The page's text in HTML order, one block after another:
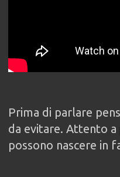
Prima di parlare
da evitare. Attento
possono nascere in